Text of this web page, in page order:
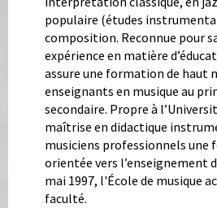
en
bref
texte
populaire (études
composition. Reconnue pour
expérience en matière
assure une formation de haut
enseignants en musique au
secondaire. Propre à
maîtrise en didactique
musiciens professionnels une
orientée vers l’enseignement
mai 1997, l'École de musique
faculté.